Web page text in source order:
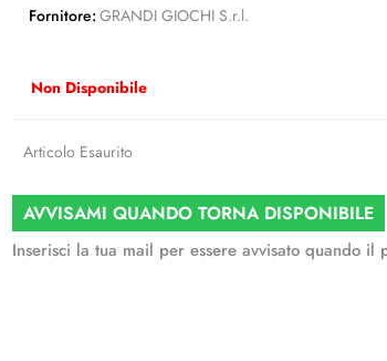
Fornitore: GRANDI GIOCHI S.r.l.
Non Disponibile
Articolo Esaurito
AVVISAMI QUANDO TORNA DISPONIBILE
Inserisci la tua mail per essere avvisato quando